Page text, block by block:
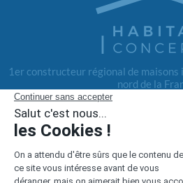
1er constructeur régional de
nord de la
Liens